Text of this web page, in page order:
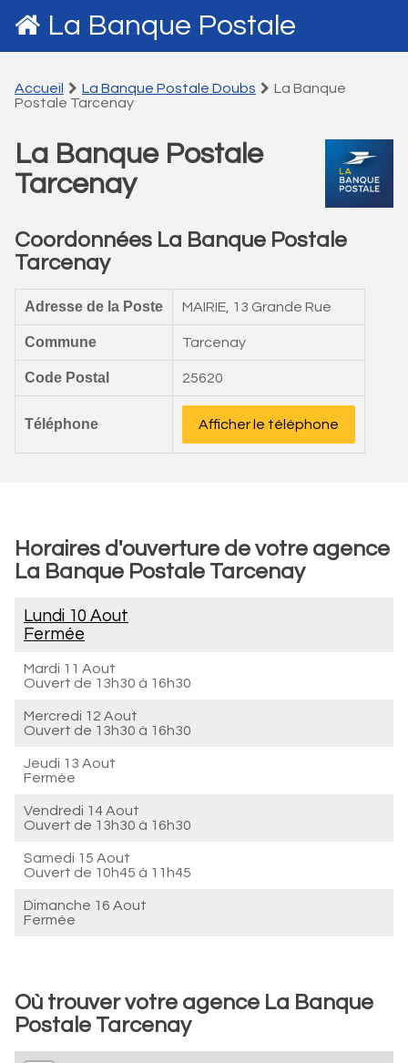
La Banque Postale
Accueil La Banque Postale Doubs
La Banque
Postale Tarcenay
La Banque Postale
Tarcenay
Coordonnées La Banque Postale
Tarcenay
Adresse de la Poste MAIRIE, 13 Grande Rue
Commune Tarcenay
Code Postal 25620
Téléphone Afficher le téléphone
Horaires d'ouverture de votre agence
La Banque Postale Tarcenay
Lundi 10 Aout
Fermée
Mardi 11 Aout
Ouvert de 13h30 à 16h30
Mercredi 12 Aout
Ouvert de 13h30 à 16h30
Jeudi 13 Aout
Fermée
Vendredi 14 Aout
Ouvert de 13h30 à 16h30
Samedi 15 Aout
Ouvert de 10h45 à 11h45
Dimanche 16 Aout
Fermée
Où trouver votre agence La Banque
Postale Tarcenay